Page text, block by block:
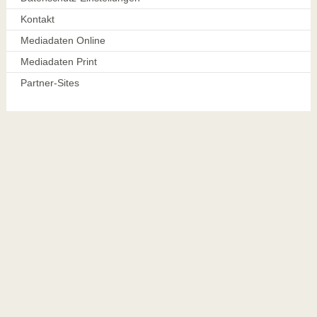
Kontakt
Mediadaten Online
Mediadaten Print
Partner-Sites